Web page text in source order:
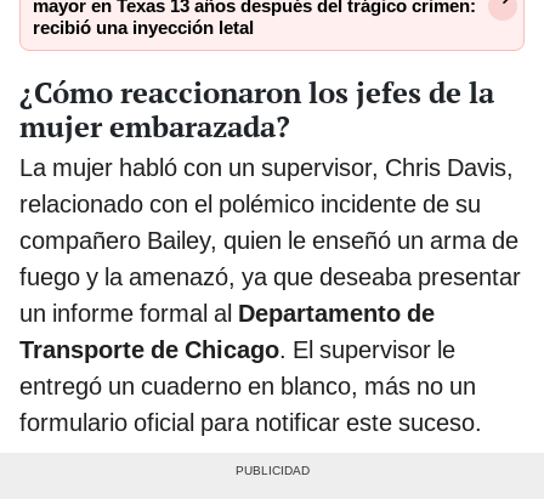
mayor en Texas 13 años después del trágico crimen:
recibió una inyección letal
¿Cómo reaccionaron los jefes de la
mujer embarazada?
La mujer habló con un supervisor, Chris Davis,
relacionado con el polémico incidente de su
compañero Bailey, quien le enseñó un arma de
fuego y la amenazó, ya que deseaba presentar
un informe formal al Departamento de
Transporte de Chicago. El supervisor le
entregó un cuaderno en blanco, más no un
formulario oficial para notificar este suceso.